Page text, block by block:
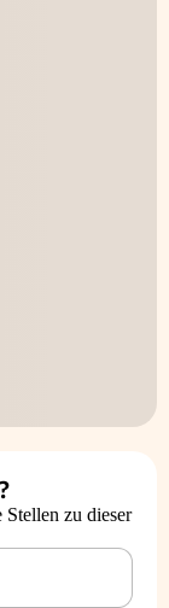
Stellen zu dieser